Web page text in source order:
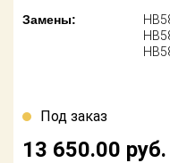
Возврат
сотрудничество
Акции
Замены:
Под заказ
13 650.00 руб.